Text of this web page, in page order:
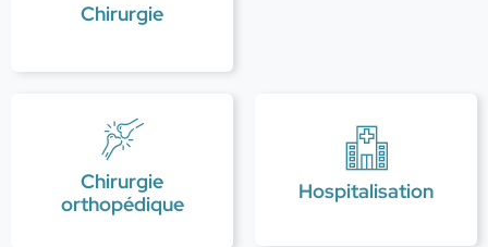
Chirurgie
Chirurgie
orthopédique
Hospitalisation